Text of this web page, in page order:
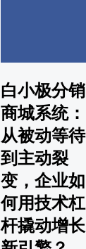
白小极分销
商城系统：
从被动等待
到主动裂
变，企业如
何用技术杠
杆撬动增长